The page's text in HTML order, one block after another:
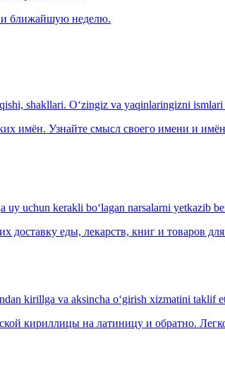
и ближайшую неделю.
shakllari. O‘zingiz va yaqinlaringizni
имён. Узнайте смысл своего имени и
uchun kerakli bo‘lagan narsalarni yetkazib
еды, лекарств, книг и товаров
kirillga va aksincha o‘girish xizmatini taklif
кириллицы на латиницу и обратно.